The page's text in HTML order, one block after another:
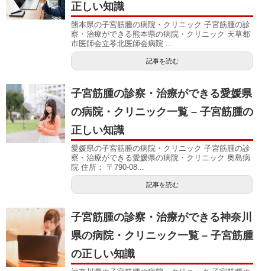
正しい知識
熊本県の子宮筋腫の病院・クリニック 子宮筋腫の診
察・治療ができる熊本県の病院・クリニック 天草郡
市医師会立苓北医師会病院 ...
記事を読む
子宮筋腫の診察・治療ができる愛媛県
の病院・クリニック一覧 – 子宮筋腫の
正しい知識
愛媛県の子宮筋腫の病院・クリニック 子宮筋腫の診
察・治療ができる愛媛県の病院・クリニック 奥島病
院 住所： 〒790-08...
記事を読む
子宮筋腫の診察・治療ができる神奈川
県の病院・クリニック一覧 – 子宮筋腫
の正しい知識